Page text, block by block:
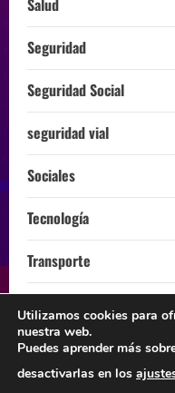
Salud
Seguridad
Seguridad Social
seguridad vial
Sociales
Tecnología
Transporte
ÚLTIMA HORA
Utilizamos cookies para
nuestra web.
Puedes aprender más
desactivarlas en los